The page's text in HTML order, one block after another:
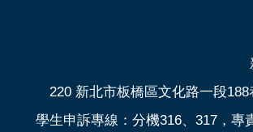
220 新北市板橋區文化路一段
學生申訴專線：分機316、317，